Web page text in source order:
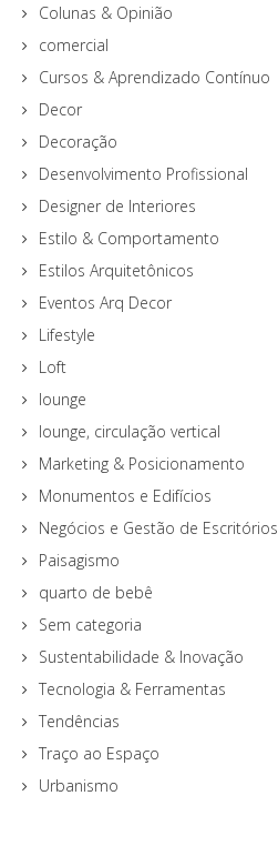
Colunas & Opinião
comercial
Cursos & Aprendizado Contínuo
Decor
Decoração
Desenvolvimento Profissional
Designer de Interiores
Estilo & Comportamento
Estilos Arquitetônicos
Eventos Arq Decor
Lifestyle
Loft
lounge
lounge, circulação vertical
Marketing & Posicionamento
Monumentos e Edifícios
Negócios e Gestão de Escritórios
Paisagismo
quarto de bebê
Sem categoria
Sustentabilidade & Inovação
Tecnologia & Ferramentas
Tendências
Traço ao Espaço
Urbanismo